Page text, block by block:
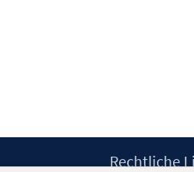
Rechtliche